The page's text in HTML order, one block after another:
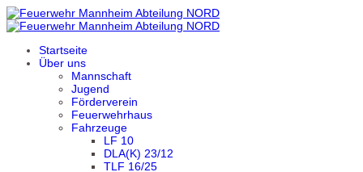
Startseite
Über uns
Mannschaft
Jugend
Förderverein
Feuerwehrhaus
Fahrzeuge
LF 10
DLA(K) 23/12
TLF 16/25